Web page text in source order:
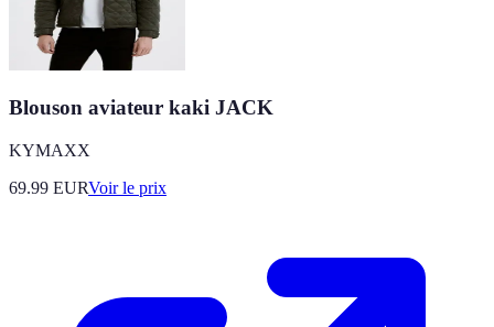
Blouson aviateur kaki JACK
KYMAXX
69.99 EURVoir le prix